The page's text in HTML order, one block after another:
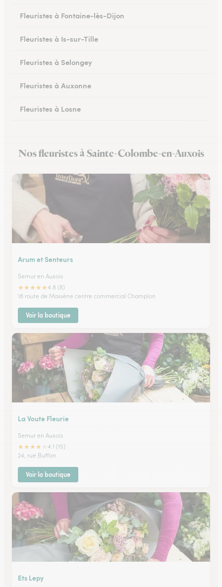
Fleuristes à Fontaine-lès-Dijon
Fleuristes à Is-sur-Tille
Fleuristes à Selongey
Fleuristes à Auxonne
Fleuristes à Losne
Fleuristes à Meursault
Nos fleuristes à Sainte-Colombe-en-Auxois
Arum et Senteurs
Semur en Auxois
★★★★★4.8 (8)
18 route de Massène centre commercial Champlon
Voir la boutique
La Voute Fleurie
Semur en Auxois
★★★★
4.1 (15)
24, rue Buffon
Voir la boutique
Ets Lepy